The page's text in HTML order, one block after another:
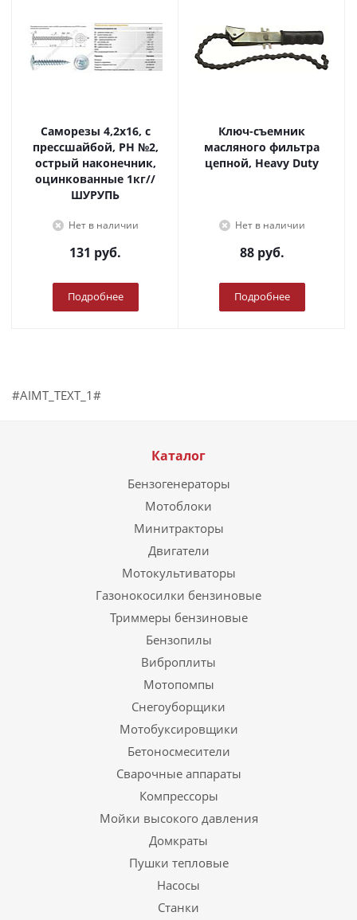
Саморезы 4,2х16, с
прессшайбой, PH №2,
острый наконечник,
оцинкованные 1кг//
ШУРУПЬ
Нет в наличии
131 руб.
Подробнее
Ключ-съемник
масляного фильтра
цепной, Heavy Duty
Нет в наличии
88руб.
Подробнее
#AIMT_TEXT_1#
Каталог
Бензогенераторы
Мотоблоки
Минитракторы
Двигатели
Мотокультиваторы
Газонокосилки бензиновые
Триммеры бензиновые
Бензопилы
Виброплиты
Мотопомпы
Снегоуборщики
Мотобуксировщики
Бетоносмесители
Сварочные аппараты
Компрессоры
Мойки высокого давления
Домкраты
Пушки тепловые
Насосы
Станки